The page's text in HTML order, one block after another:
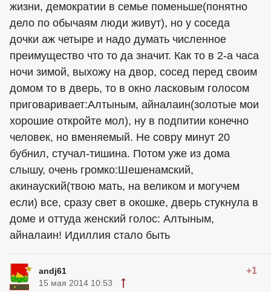
жизни, демократии в семье поменьше(понятно
дело по обычаям люди живут), но у соседа
дочки аж четыре и надо думать численное
преимущество что то да значит. Как то в 2-а часа
ночи зимой, выхожу на двор, сосед перед своим
домом то в дверь, то в окно ласковым голосом
приговаривает:Алтыным, айналаин(золотые мои
хорошие откройте мол), ну в подпитии конечно
человек, но вменяемый. Не совру минут 20
бубнил, стучал-тишина. Потом уже из дома
слышу, очень громко:Шешенамский,
акинауский(твою мать, на великом и могучем
если) все, сразу свет в окошке, дверь стукнула в
доме и оттуда женский голос: Алтыным,
айналаин! Идиллия стало быть
andj61 +1
15 мая 2014 10:53